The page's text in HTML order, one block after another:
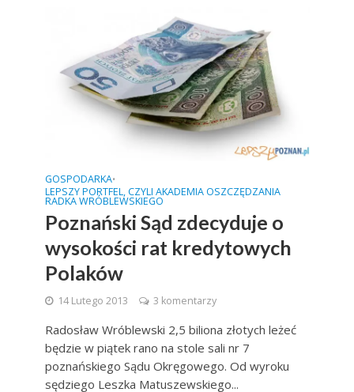
GOSPODARKA•
LEPSZY PORTFEL, CZYLI AKADEMIA OSZCZĘDZANIA
RADKA WRÓBLEWSKIEGO
Poznański Sąd zdecyduje o
wysokości rat kredytowych
Polaków
14 Lutego 2013 3 komentarzy
Radosław Wróblewski 2,5 biliona złotych leżeć
będzie w piątek rano na stole sali nr 7
poznańskiego Sądu Okręgowego. Od wyroku
sędziego Leszka Matuszewskiego...